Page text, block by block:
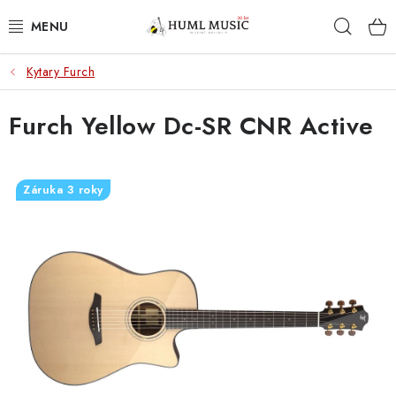
na
KYTARY
UKULELE
ZVUK
KYTAROVÉ PŘÍSLUŠENSTVÍ
Kytary Furch
Furch Yellow Dc-SR CNR Active
Záruka 3 roky